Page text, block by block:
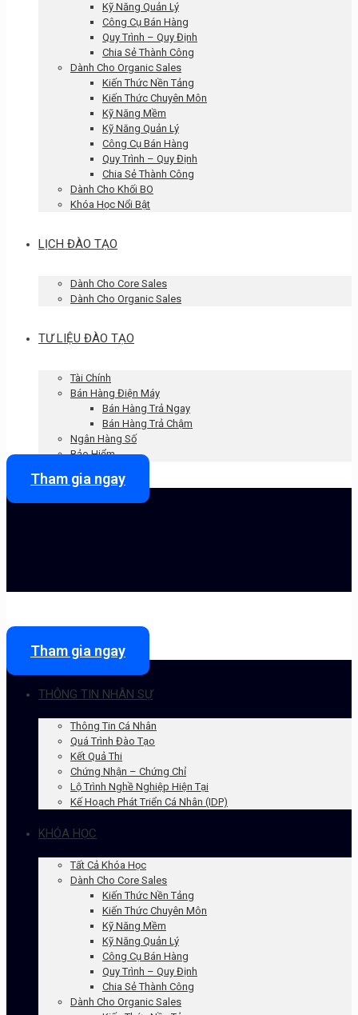
Kỹ Năng Quản Lý
Công Cụ Bán Hàng
Quy Trình – Quy Định
Chia Sẻ Thành Công
Dành Cho Organic Sales
Kiến Thức Nền Tảng
Kiến Thức Chuyên Môn
Kỹ Năng Mềm
Kỹ Năng Quản Lý
Công Cụ Bán Hàng
Quy Trình – Quy Định
Chia Sẻ Thành Công
Dành Cho Khối BO
Khóa Học Nổi Bật
LỊCH ĐÀO TẠO
Dành Cho Core Sales
Dành Cho Organic Sales
TƯ LIỆU ĐÀO TẠO
Tài Chính
Bán Hàng Điện Máy
Bán Hàng Trả Ngay
Bán Hàng Trả Chậm
Ngân Hàng Số
Bảo Hiểm
Tham gia ngay
Tham gia ngay
THÔNG TIN NHÂN SỰ
Thông Tin Cá Nhân
Quá Trình Đào Tạo
Kết Quả Thi
Chứng Nhận – Chứng Chỉ
Lộ Trình Nghề Nghiệp Hiện Tại
Kế Hoạch Phát Triển Cá Nhân (IDP)
KHÓA HỌC
Tất Cả Khóa Học
Dành Cho Core Sales
Kiến Thức Nền Tảng
Kiến Thức Chuyên Môn
Kỹ Năng Mềm
Kỹ Năng Quản Lý
Công Cụ Bán Hàng
Quy Trình – Quy Định
Chia Sẻ Thành Công
Dành Cho Organic Sales